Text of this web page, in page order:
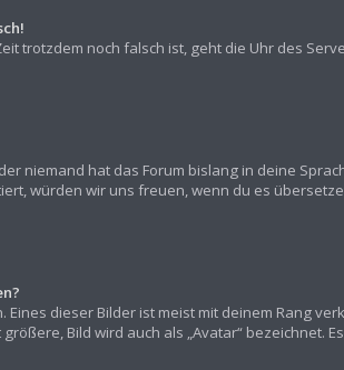
trotzdem noch falsch ist, geht die Uhr des
niemand hat das Forum bislang in deine
würden wir uns freuen, wenn du es
dieser Bilder ist meist mit deinem Rang
Bild wird auch als „Avatar“ bezeichnet.